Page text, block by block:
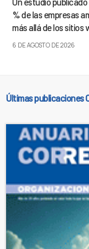
% de las empresas
más allá de los sitios
6 DE AGOSTO DE 2026
Últimas publicaciones